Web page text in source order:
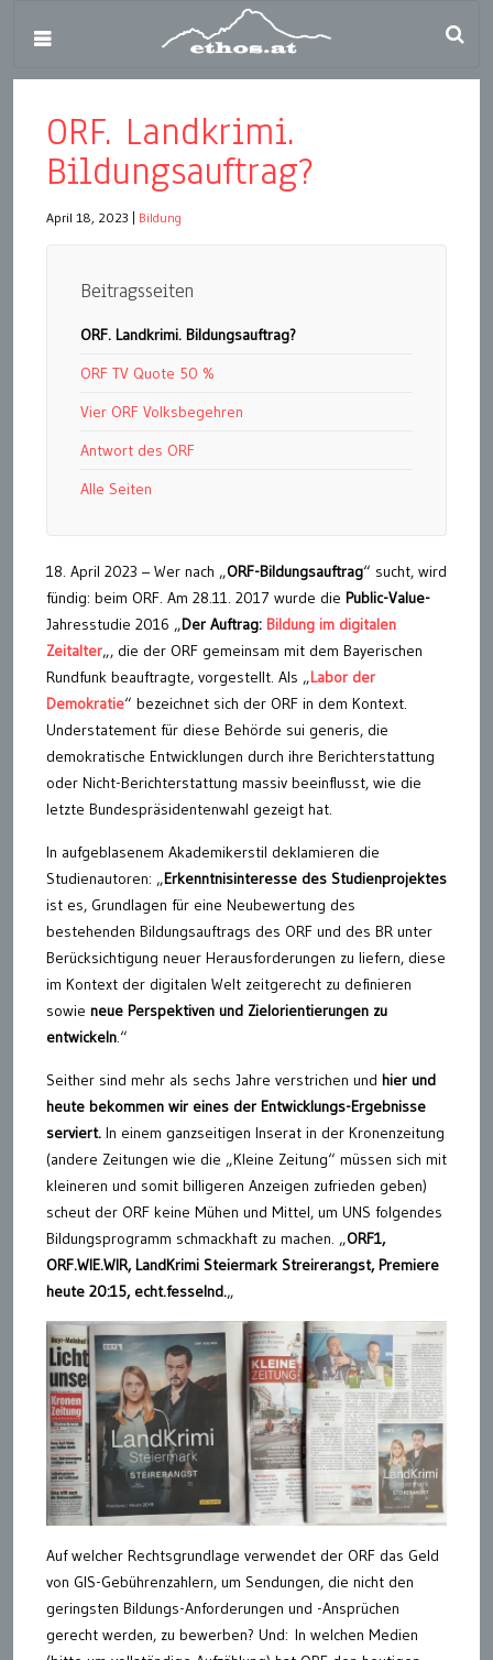
ORF. Landkrimi.
Bildungsauftrag?
April 18, 2023 Bildung
Beitragsseiten
ORF. Landkrimi. Bildungsauftrag?
ORF TV Quote 50 %
Vier ORF Volksbegehren
Antwort des ORF
Alle Seiten
18. April 2023 – Wer nach „ORF-Bildungsauftrag“ sucht, wird
fündig: beim ORF. Am 28.11. 2017 wurde die Public-Value-
Jahresstudie 2016 „Der Auftrag: Bildung im digitalen
Zeitalter„, die der ORF gemeinsam mit dem Bayerischen
Rundfunk beauftragte, vorgestellt. Als „Labor der
Demokratie“ bezeichnet sich der ORF in dem Kontext.
Understatement für diese Behörde sui generis, die
demokratische Entwicklungen durch ihre Berichterstattung
oder Nicht-Berichterstattung massiv beeinflusst, wie die
letzte Bundespräsidentenwahl gezeigt hat.
In aufgeblasenem Akademikerstil deklamieren die
Studienautoren: „Erkenntnisinteresse des Studienprojektes
ist es, Grundlagen für eine Neubewertung des
bestehenden Bildungsauftrags des ORF und des BR unter
Berücksichtigung neuer Herausforderungen zu liefern, diese
im Kontext der digitalen Welt zeitgerecht zu definieren
sowie neue Perspektiven und Zielorientierungen zu
entwickeln.“
Seither sind mehr als sechs Jahre verstrichen und hier und
heute bekommen wir eines der Entwicklungs-Ergebnisse
serviert. In einem ganzseitigen Inserat in der Kronenzeitung
(andere Zeitungen wie die „Kleine Zeitung“ müssen sich mit
kleineren und somit billigeren Anzeigen zufrieden geben)
scheut der ORF keine Mühen und Mittel, um UNS folgendes
Bildungsprogramm schmackhaft zu machen. „ORF1,
ORF.WIE.WIR, LandKrimi Steiermark Streirerangst, Premiere
heute 20:15, echt.fesselnd.„
Auf welcher Rechtsgrundlage verwendet der ORF das Geld
von GIS-Gebührenzahlern, um Sendungen, die nicht den
geringsten Bildungs-Anforderungen und -Ansprüchen
gerecht werden, zu bewerben? Und: In welchen Medien